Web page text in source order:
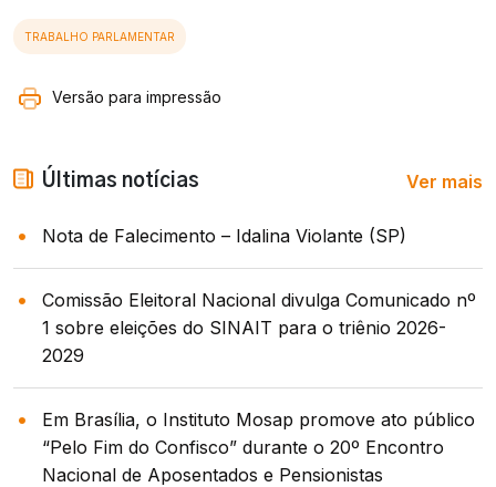
TRABALHO PARLAMENTAR
Versão para impressão
Últimas notícias Ver mais
Nota de Falecimento – Idalina Violante (SP)
Comissão Eleitoral Nacional divulga Comunicado nº
1 sobre eleições do SINAIT para o triênio 2026-
2029
Em Brasília, o Instituto Mosap promove ato público
“Pelo Fim do Confisco” durante o 20º Encontro
Nacional de Aposentados e Pensionistas